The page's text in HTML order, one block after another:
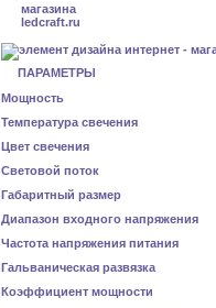
ПАРАМЕТРЫ
Мощность
Температура свечения
Цвет свечения
Световой поток
Габаритный размер
Диапазон входного напряжения
Частота напряжения питания
Гальваническая развязка
Коэффициент мощности